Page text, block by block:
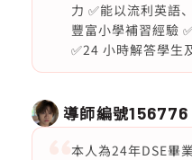
力 ✅能以流利英語
豐富小學補習經驗
✅24 小時解答學生
導師編號156776
本人為24年DSE畢